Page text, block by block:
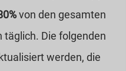
von den gesamten
täglich. Die folgenden
werden, die